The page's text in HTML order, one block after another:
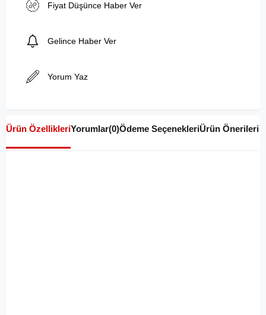
Fiyat Düşünce Haber Ver
Gelince Haber Ver
Yorum Yaz
Ürün ÖzellikleriYorumlar(0)Ödeme SeçenekleriÜrün Önerileri